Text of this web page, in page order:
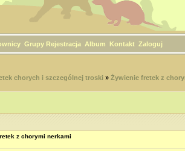
Grupy Rejestracja Album Kontakt Zaloguj
chorych i szczególnej troski » Żywienie fretek z
z chorymi nerkami